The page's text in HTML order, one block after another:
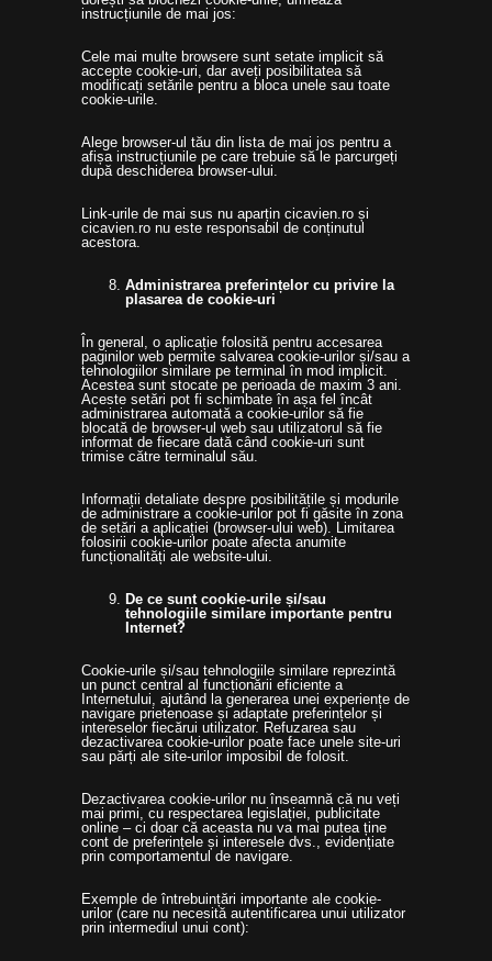
instrucțiunile de mai jos:
Cele mai multe browsere sunt setate implicit să
accepte cookie-uri, dar aveți posibilitatea să
modificați setările pentru a bloca unele sau toate
cookie-urile.
Alege browser-ul tău din lista de mai jos pentru a
afișa instrucțiunile pe care trebuie să le parcurgeți
după deschiderea browser-ului.
Link-urile de mai sus nu aparțin cicavien.ro și
cicavien.ro nu este responsabil de conținutul
acestora.
Administrarea preferințelor cu privire la
plasarea de cookie-uri
În general, o aplicație folosită pentru accesarea
paginilor web permite salvarea cookie-urilor și/sau a
tehnologiilor similare pe terminal în mod implicit.
Acestea sunt stocate pe perioada de maxim 3 ani.
Aceste setări pot fi schimbate în așa fel încât
administrarea automată a cookie-urilor să fie
blocată de browser-ul web sau utilizatorul să fie
informat de fiecare dată când cookie-uri sunt
trimise către terminalul său.
Informații detaliate despre posibilitățile și modurile
de administrare a cookie-urilor pot fi găsite în zona
de setări a aplicației (browser-ului web). Limitarea
folosirii cookie-urilor poate afecta anumite
funcționalități ale website-ului.
De ce sunt cookie-urile și/sau
tehnologiile similare importante pentru
Internet?
Cookie-urile și/sau tehnologiile similare reprezintă
un punct central al funcționării eficiente a
Internetului, ajutând la generarea unei experiențe de
navigare prietenoase și adaptate preferințelor și
intereselor fiecărui utilizator. Refuzarea sau
dezactivarea cookie-urilor poate face unele site-uri
sau părți ale site-urilor imposibil de folosit.
Dezactivarea cookie-urilor nu înseamnă că nu veți
mai primi, cu respectarea legislației, publicitate
online – ci doar că aceasta nu va mai putea ține
cont de preferințele și interesele dvs., evidențiate
prin comportamentul de navigare.
Exemple de întrebuințări importante ale cookie-
urilor (care nu necesită autentificarea unui utilizator
prin intermediul unui cont):